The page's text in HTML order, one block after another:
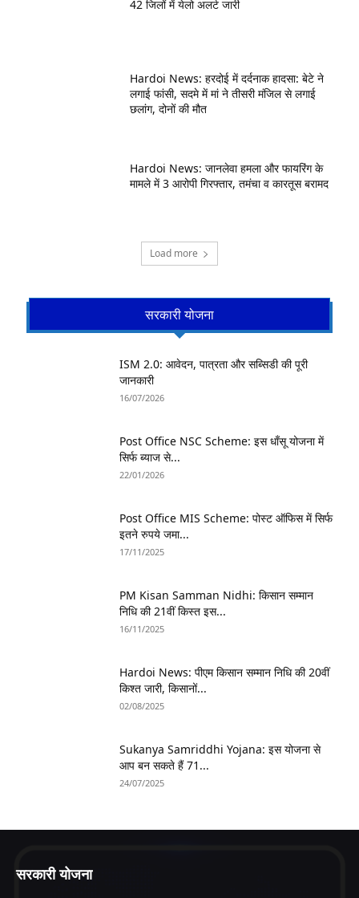
42 जिलों में येलो अलर्ट जारी
Hardoi News: हरदोई में दर्दनाक हादसा: बेटे ने
लगाई फांसी, सदमे में मां ने तीसरी मंजिल से लगाई
छलांग, दोनों की मौत
Hardoi News: जानलेवा हमला और फायरिंग के
मामले में 3 आरोपी गिरफ्तार, तमंचा व कारतूस बरामद
Load more
सरकारी योजना
ISM 2.0: आवेदन, पात्रता और सब्सिडी की पूरी
जानकारी
16/07/2026
Post Office NSC Scheme: इस धाँसू योजना में
सिर्फ ब्याज से...
22/01/2026
Post Office MIS Scheme: पोस्ट ऑफिस में सिर्फ
इतने रुपये जमा...
17/11/2025
PM Kisan Samman Nidhi: किसान सम्मान
निधि की 21वीं किस्त इस...
16/11/2025
Hardoi News: पीएम किसान सम्मान निधि की 20वीं
किश्त जारी, किसानों...
02/08/2025
Sukanya Samriddhi Yojana: इस योजना से
आप बन सकते हैं 71...
24/07/2025
सरकारी योजना